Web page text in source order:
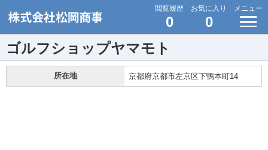
閲覧履歴
0
お気に入り
0
メニュー
ゴルフショップヤマモト
所在地 京都府京都市左京区下鴨本町14